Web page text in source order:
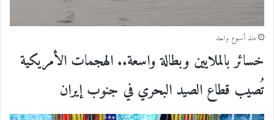
منذ أسبوع واحد
خسائر بالملايين وبطالة واسعة.. الهجمات الأمريكية
تُصيب قطاع الصيد البحري في جنوب إيران